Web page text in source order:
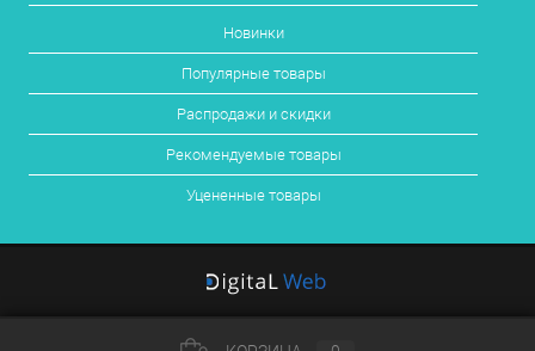
Новинки
Популярные товары
Распродажи и скидки
Рекомендуемые товары
Уцененные товары